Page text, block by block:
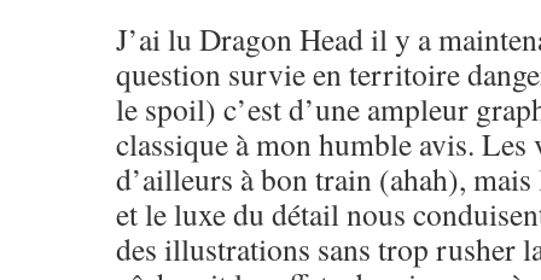
J’ai lu Dragon Head il y a
question survie en territoire
le spoil) c’est d’une ampleur
classique à mon humble avis. Les
d’ailleurs à bon train (ahah),
et le luxe du détail nous
des illustrations sans trop rusher